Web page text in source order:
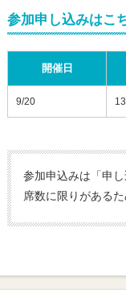
参加申し込みはこ
開催日
9/20
参加申込みは「申
席数に限りがある